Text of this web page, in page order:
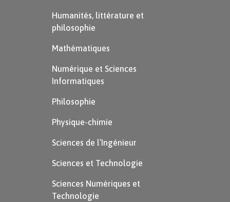
Humanités, littérature et
philosophie
Mathématiques
Numérique et Sciences
Informatiques
Philosophie
Physique-chimie
Sciences de l’Ingénieur
Sciences et Technologie
Sciences Numériques et
Technologie